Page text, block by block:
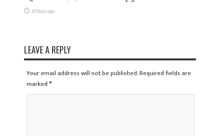
20 days ago
LEAVE A REPLY
Your email address will not be published. Required fields are
marked*